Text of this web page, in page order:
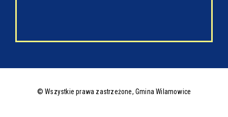
© Wszystkie prawa zastrzeżone, Gmina Wilamowice